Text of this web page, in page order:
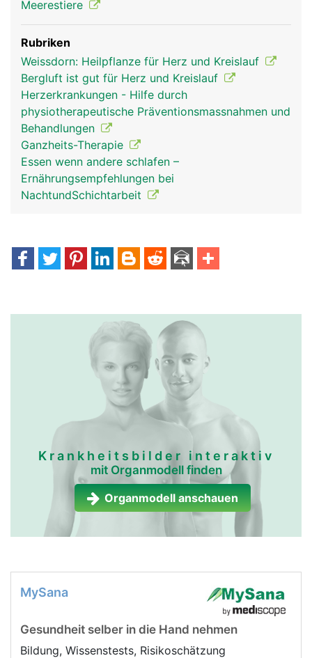
Meerestiere
Rubriken
Weissdorn: Heilpflanze für Herz und Kreislauf
Bergluft ist gut für Herz und Kreislauf
Herzerkrankungen - Hilfe durch
physiotherapeutische Präventionsmassnahmen und
Behandlungen
Ganzheits-Therapie
Essen wenn andere schlafen –
Ernährungsempfehlungen bei
NachtundSchichtarbeit
Krankheitsbilder interaktiv
mit Organmodell finden
Organmodell anschauen
MySana
Gesundheit selber in die Hand nehmen
Bildung, Wissenstests, Risikoschätzung